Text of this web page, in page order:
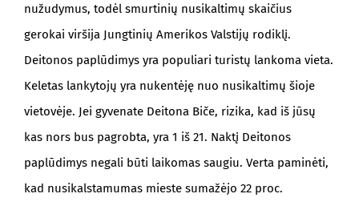
nužudymus, todėl smurtinių nusikaltimų skaičius
gerokai viršija Jungtinių Amerikos Valstijų rodiklį.
Deitonos paplūdimys yra populiari turistų lankoma vieta.
Keletas lankytojų yra nukentėję nuo nusikaltimų šioje
vietovėje. Jei gyvenate Deitona Biče, rizika, kad iš jūsų
kas nors bus pagrobta, yra 1 iš 21. Naktį Deitonos
paplūdimys negali būti laikomas saugiu. Verta paminėti,
kad nusikalstamumas mieste sumažėjo 22 proc.